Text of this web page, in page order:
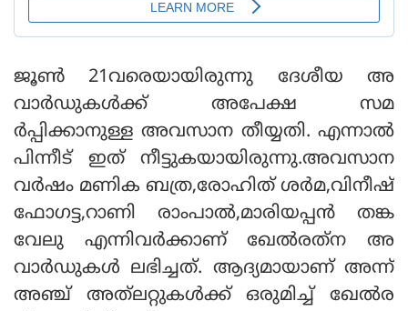
ജൂണ്‍ 21വരെയായിരുന്നു ദേശീയ അ
വാര്‍ഡുകള്‍ക്ക് അപേക്ഷ സമ
ര്‍പ്പിക്കാനുള്ള അവസാന തീയ്യതി. എന്നാല്‍
പിന്നീട് ഇത് നീട്ടുകയായിരുന്നു.അവസാന
വര്‍ഷം മണിക ബത്ര,രോഹിത് ശര്‍മ,വിനീഷ്
ഫോഗട്ട,റാണി രാംപാല്‍,മാരിയപ്പന്‍ തങ്ക
വേലു എന്നിവര്‍ക്കാണ് ഖേല്‍രത്‌ന അ
വാര്‍ഡുകള്‍ ലഭിച്ചത്. ആദ്യമായാണ് അന്ന്
അഞ്ച് അത്‌ലറ്റുകള്‍ക്ക് ഒരുമിച്ച് ഖേല്‍ര